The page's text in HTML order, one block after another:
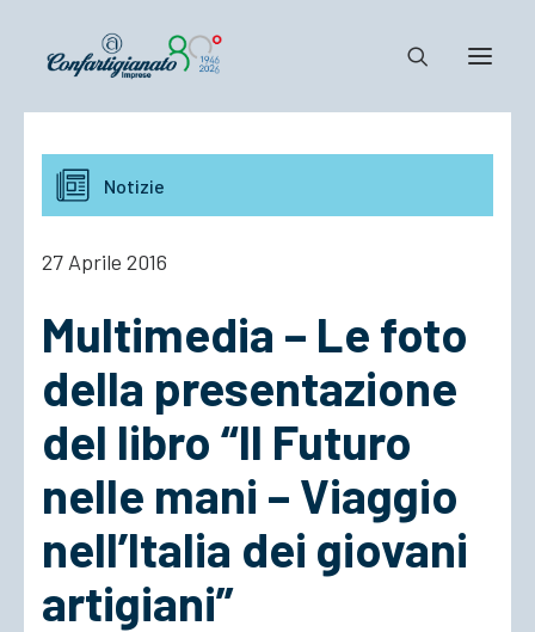
Notizie e Documenti
Confartigianato
Cosa Facciamo
ACCEDI
Notizie
27 Aprile 2016
Multimedia – Le foto
della presentazione
del libro “Il Futuro
nelle mani – Viaggio
nell’Italia dei giovani
artigiani”